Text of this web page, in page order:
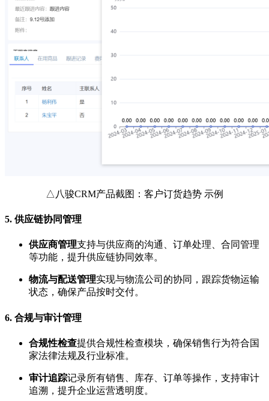
△八骏CRM产品截图：客户订货趋势 示例
5. 供应链协同管理
供应商管理支持与供应商的沟通、订单处理、合同管理
等功能，提升供应链协同效率。
物流与配送管理实现与物流公司的协同，跟踪货物运输
状态，确保产品按时交付。
6. 合规与审计管理
合规性检查提供合规性检查模块，确保销售行为符合国
家法律法规及行业标准。
审计追踪记录所有销售、库存、订单等操作，支持审计
追溯，提升企业运营透明度。